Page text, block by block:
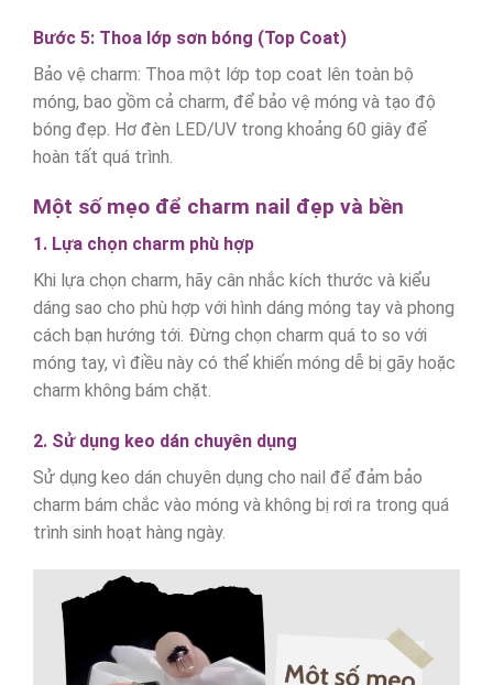
Bước 5: Thoa lớp sơn bóng (Top Coat)
Bảo vệ charm: Thoa một lớp top coat lên toàn bộ
móng, bao gồm cả charm, để bảo vệ móng và tạo độ
bóng đẹp. Hơ đèn LED/UV trong khoảng 60 giây để
hoàn tất quá trình.
Một số mẹo để charm nail đẹp và bền
1. Lựa chọn charm phù hợp
Khi lựa chọn charm, hãy cân nhắc kích thước và kiểu
dáng sao cho phù hợp với hình dáng móng tay và phong
cách bạn hướng tới. Đừng chọn charm quá to so với
móng tay, vì điều này có thể khiến móng dễ bị gãy hoặc
charm không bám chặt.
2. Sử dụng keo dán chuyên dụng
Sử dụng keo dán chuyên dụng cho nail để đảm bảo
charm bám chắc vào móng và không bị rơi ra trong quá
trình sinh hoạt hàng ngày.